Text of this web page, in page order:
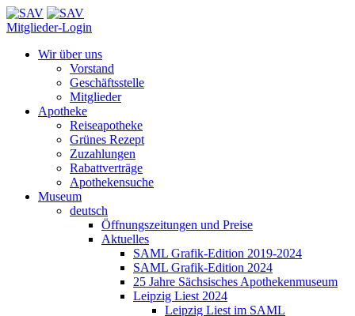
Mitglieder-Login
Wir über uns
Vorstand
Geschäftsstelle
Mitglieder
Apotheke
Reiseapotheke
Grünes Rezept
Zuzahlungen
Rabattverträge
Apothekensuche
Museum
deutsch
Öffnungszeitungen und Preise
Aktuelles
SAML Grafik-Edition 2019-2024
SAML Grafik-Edition 2024
25 Jahre Sächsisches Apothekenmuseum
Leipzig Liest 2024
Leipzig Liest im SAML